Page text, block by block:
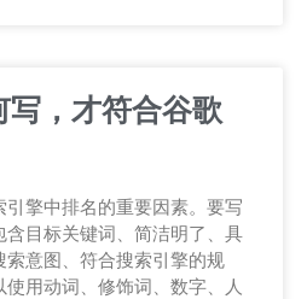
写，才符合谷歌
引擎中排名的重要因素。要写
含目标关键词、简洁明了、具
意图、符合搜索引擎的规
用动词、修饰词、数字、人